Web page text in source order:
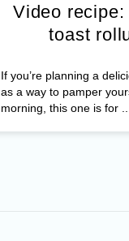
Video recipe:
toast
If you’re planning a
as a way to pamper
morning, this one is for ...